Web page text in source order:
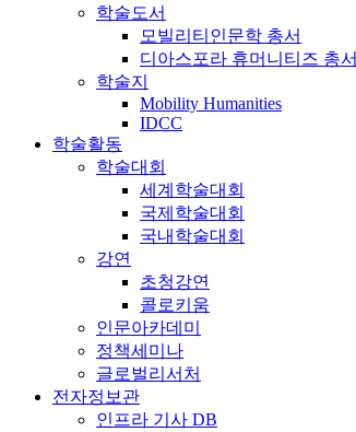
학술도서
모빌리티인문학 총서
디아스포라 휴머니티즈 총서
학술지
Mobility Humanities
IDCC
학술활동
학술대회
세계학술대회
국제학술대회
국내학술대회
강연
초청강연
콜로키움
인문아카데미
정책세미나
글로벌리서처
전자정보관
인프라 기사 DB